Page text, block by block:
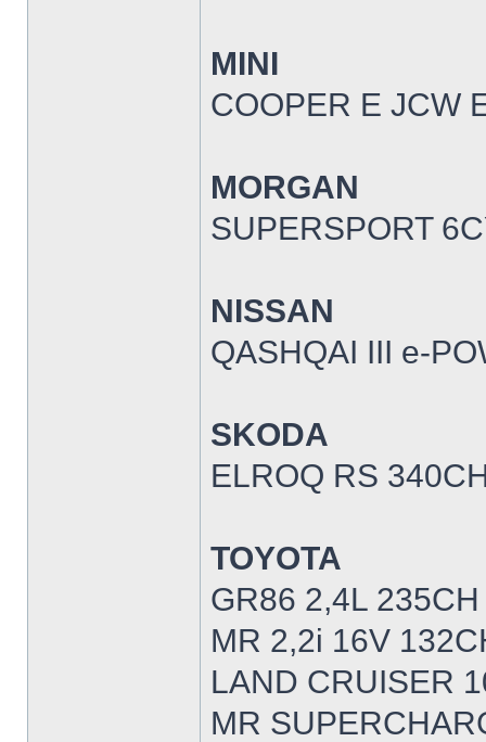
MINI
COOPER E JCW
MORGAN
SUPERSPORT
NISSAN
QASHQAI III e-
SKODA
ELROQ RS
TOYOTA
GR86 2,4L
MR 2,2i 16V
LAND CRUISER
MR